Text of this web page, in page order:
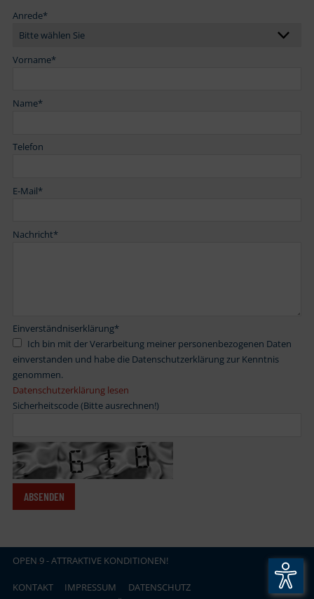
Anrede*
Vorname*
Name*
Telefon
E-Mail*
Nachricht*
Einverständniserklärung*
einverstanden und habe die Datenschutzerklärung zur Kenntnis
genommen.
Datenschutzerklärung lesen
Sicherheitscode (Bitte ausrechnen!)
OPEN.9 - ATTRAKTIVE KONDITIONEN!
KONTAKT IMPRESSUM
DATENSCHUTZ